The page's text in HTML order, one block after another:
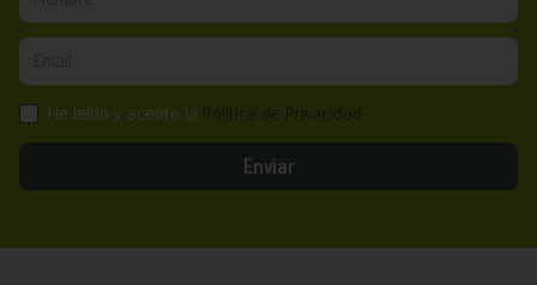
He leído y acepto la
Enviar